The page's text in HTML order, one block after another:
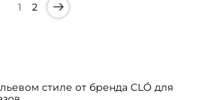
1 2
стиле от бренда CLÓ для